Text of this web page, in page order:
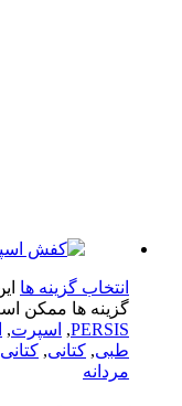
گزینه ها این
ها ممکن است در
اسپرت,اسپرت,
کتانی,کتانی,کفش